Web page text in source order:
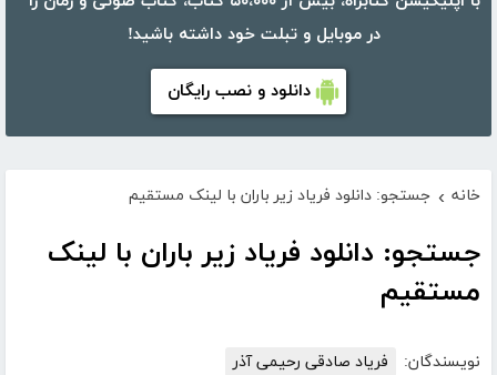
در موبایل و تبلت خود داشته باشید!
دانلود و نصب رایگان
خانه › جستجو: دانلود فریاد زیر باران با لینک مستقیم
جستجو: دانلود فریاد زیر باران با لینک
مستقیم
نویسندگان:
فریاد صادقی رحیمی آذر